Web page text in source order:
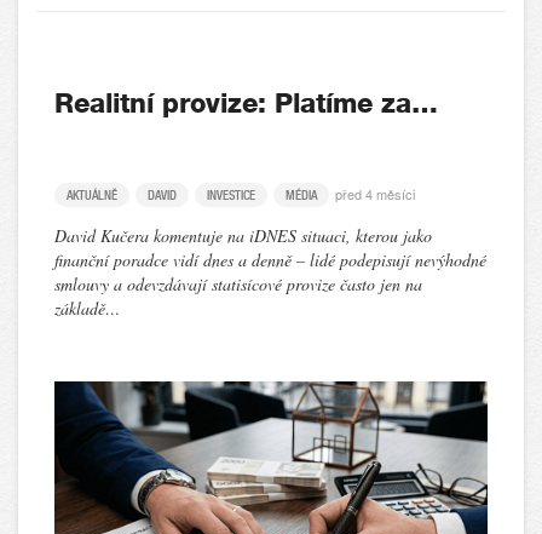
Realitní provize: Platíme za…
AKTUÁLNĚ DAVID INVESTICE MÉDIA před 4 měsíci
David Kučera komentuje na iDNES situaci, kterou jako
finanční poradce vidí dnes a denně – lidé podepisují nevýhodné
smlouvy a odevzdávají statisícové provize často jen na
základě…